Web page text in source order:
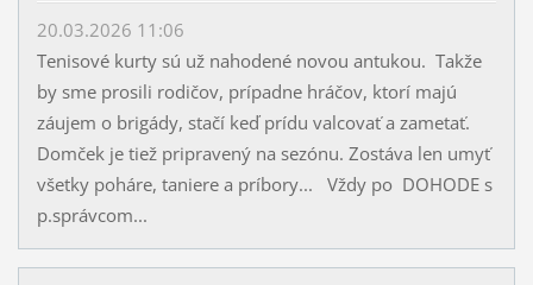
20.03.2026 11:06
Tenisové kurty sú už nahodené novou antukou. Takže
by sme prosili rodičov, prípadne hráčov, ktorí majú
záujem o brigády, stačí keď prídu valcovať a zametať.
Domček je tiež pripravený na sezónu. Zostáva len umyť
všetky poháre, taniere a príbory... Vždy po DOHODE s
p.správcom...